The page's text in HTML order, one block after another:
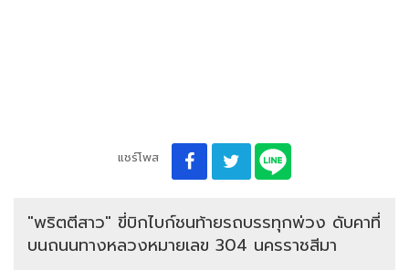
แชร์โพส
"พริตตีสาว" ขี่บิกไบก์ชนท้ายรถบรรทุกพ่วง ดับคาที่
บนถนนทางหลวงหมายเลข 304 นครราชสีมา